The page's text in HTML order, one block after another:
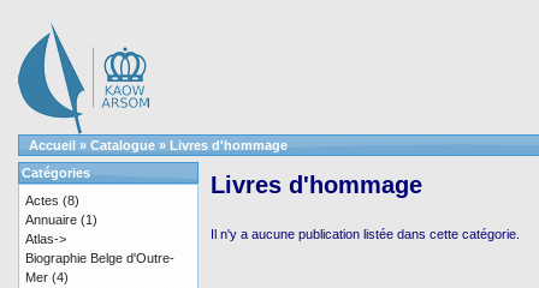
Accueil » Catalogue » Livres d'hommage
Livres d'hommage
Il n'y a aucune publication listée dans cette catégorie.
Catégories
Actes (8)
Annuaire (1)
Atlas->
Biographie Belge d'Outre-
Mer (4)